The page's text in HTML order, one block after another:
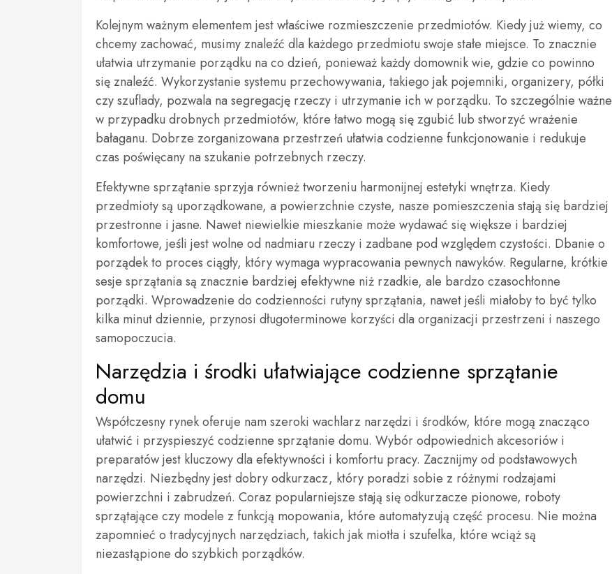
Kolejnym ważnym elementem jest właściwe rozmieszczenie przedmiotów. Kiedy już wiemy, co
chcemy zachować, musimy znaleźć dla każdego przedmiotu swoje stałe miejsce. To znacznie
ułatwia utrzymanie porządku na co dzień, ponieważ każdy domownik wie, gdzie co powinno
się znaleźć. Wykorzystanie systemu przechowywania, takiego jak pojemniki, organizery, półki
czy szuflady, pozwala na segregację rzeczy i utrzymanie ich w porządku. To szczególnie ważne
w przypadku drobnych przedmiotów, które łatwo mogą się zgubić lub stworzyć wrażenie
bałaganu. Dobrze zorganizowana przestrzeń ułatwia codzienne funkcjonowanie i redukuje
czas poświęcany na szukanie potrzebnych rzeczy.
Efektywne sprzątanie sprzyja również tworzeniu harmonijnej estetyki wnętrza. Kiedy
przedmioty są uporządkowane, a powierzchnie czyste, nasze pomieszczenia stają się bardziej
przestronne i jasne. Nawet niewielkie mieszkanie może wydawać się większe i bardziej
komfortowe, jeśli jest wolne od nadmiaru rzeczy i zadbane pod względem czystości. Dbanie o
porządek to proces ciągły, który wymaga wypracowania pewnych nawyków. Regularne, krótkie
sesje sprzątania są znacznie bardziej efektywne niż rzadkie, ale bardzo czasochłonne
porządki. Wprowadzenie do codzienności rutyny sprzątania, nawet jeśli miałoby to być tylko
kilka minut dziennie, przynosi długoterminowe korzyści dla organizacji przestrzeni i naszego
samopoczucia.
Narzędzia i środki ułatwiające codzienne sprzątanie
domu
Współczesny rynek oferuje nam szeroki wachlarz narzędzi i środków, które mogą znacząco
ułatwić i przyspieszyć codzienne sprzątanie domu. Wybór odpowiednich akcesoriów i
preparatów jest kluczowy dla efektywności i komfortu pracy. Zacznijmy od podstawowych
narzędzi. Niezbędny jest dobry odkurzacz, który poradzi sobie z różnymi rodzajami
powierzchni i zabrudzeń. Coraz popularniejsze stają się odkurzacze pionowe, roboty
sprzątające czy modele z funkcją mopowania, które automatyzują część procesu. Nie można
zapomnieć o tradycyjnych narzędziach, takich jak miotła i szufelka, które wciąż są
niezastąpione do szybkich porządków.